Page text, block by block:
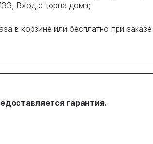
Вход с торца дома;
в корзине или бесплатно при
гарантия.